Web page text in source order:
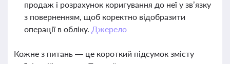
продаж і розрахунок коригування до неї у зв’язку
з поверненням, щоб коректно відобразити
операції в обліку. Джерело
Кожне з питань — це короткий підсумок змісту